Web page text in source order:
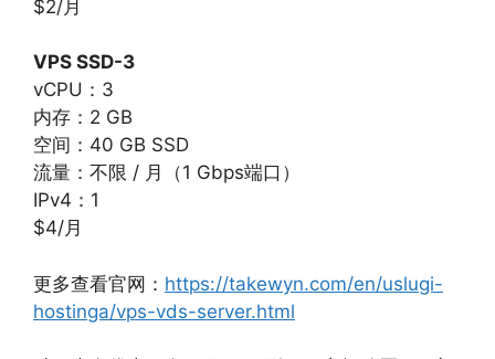
$2/月
VPS SSD-3
vCPU：3
内存：2 GB
空间：40 GB SSD
流量：不限 / 月（1 Gbps端口）
IPv4：1
$4/月
更多查看官网： https://takewyn.com/en/uslugi-
hostinga/vps-vds-server.html